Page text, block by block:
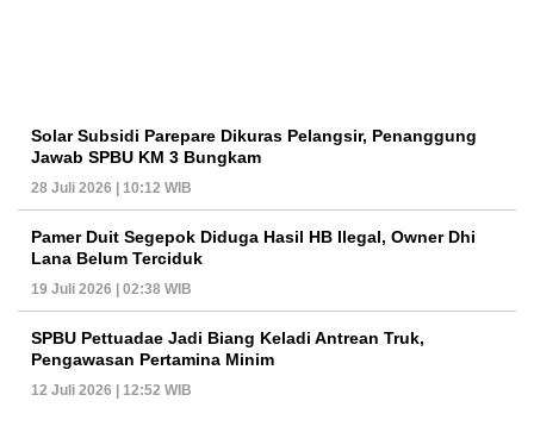
Solar Subsidi Parepare Dikuras Pelangsir, Penanggung
Jawab SPBU KM 3 Bungkam
28 Juli 2026 | 10:12 WIB
Pamer Duit Segepok Diduga Hasil HB Ilegal, Owner Dhi
Lana Belum Terciduk
19 Juli 2026 | 02:38 WIB
SPBU Pettuadae Jadi Biang Keladi Antrean Truk,
Pengawasan Pertamina Minim
12 Juli 2026 | 12:52 WIB